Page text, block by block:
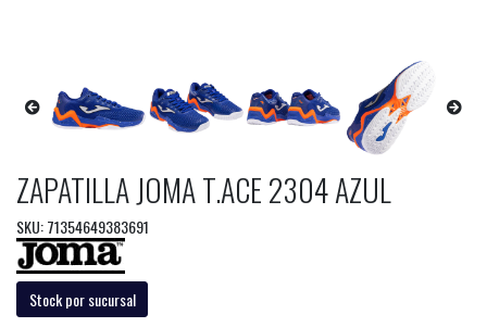
ZAPATILLA JOMA T.ACE 2304 AZUL
SKU: 71354649383691
Stock por sucursal